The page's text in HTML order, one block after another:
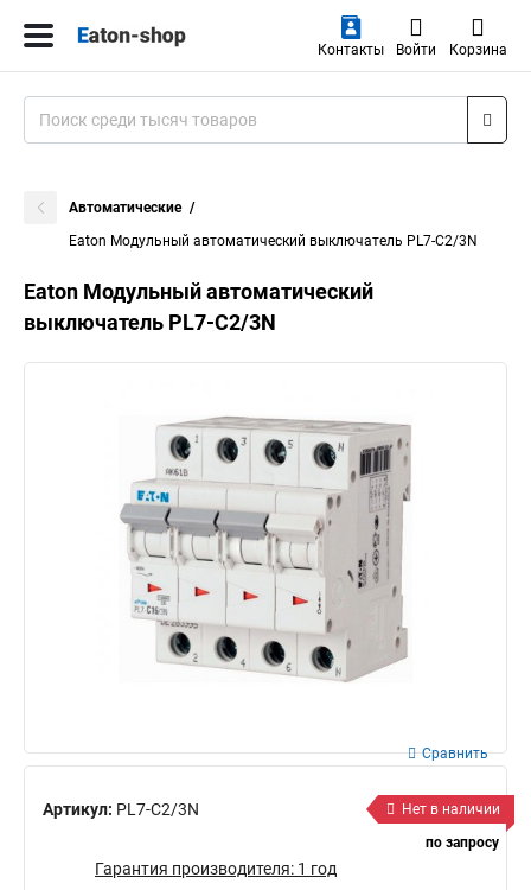
Контакты Войти Корзина
Автоматические
Eaton Модульный автоматический выключатель PL7-C2/3N
Eaton Модульный автоматический
выключатель PL7-C2/3N
Артикул: PL7-C2/3N
Сравнить
Нет в наличии
по запросу
Гарантия производителя: 1 год